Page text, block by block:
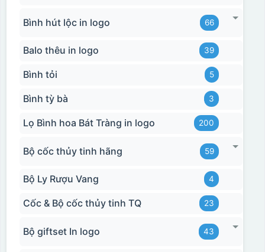
Bình hút lộc in logo 66
Balo thêu in logo 39
Bình tỏi 5
Bình tỳ bà 3
Lọ Bình hoa Bát Tràng in logo 200
Bộ cốc thủy tinh hãng 59
Bộ Ly Rượu Vang 4
Cốc & Bộ cốc thủy tinh TQ 23
Bộ giftset In logo 43